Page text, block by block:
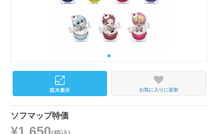
お気に入りに追加
ソフマップ特価